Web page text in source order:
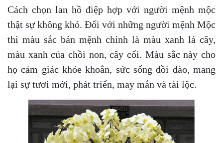
Cách chọn lan hồ điệp hợp với người mệnh mộc
thật sự không khó. Đối với những người mệnh Mộc
thì màu sắc bản mệnh chính là màu xanh lá cây,
màu xanh của chồi non, cây cối. Màu sắc này cho
họ cảm giác khỏe khoắn, sức sống dồi dào, mang
lại sự tươi mới, phát triển, may mắn và tài lộc.